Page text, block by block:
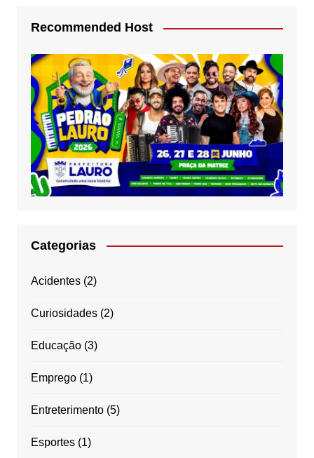
Recommended Host
Categorias
Acidentes(2)
Curiosidades(2)
Educação(3)
Emprego(1)
Entreterimento(5)
Esportes(1)